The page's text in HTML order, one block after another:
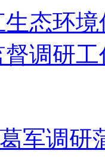
生态环
调研工
军调研